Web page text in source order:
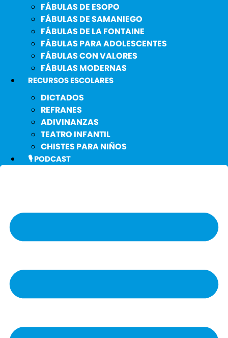
FÁBULAS DE ESOPO
FÁBULAS DE SAMANIEGO
FÁBULAS DE LA FONTAINE
FÁBULAS PARA ADOLESCENTES
FÁBULAS CON VALORES
FÁBULAS MODERNAS
RECURSOS ESCOLARES
DICTADOS
REFRANES
ADIVINANZAS
TEATRO INFANTIL
CHISTES PARA NIÑOS
🎙️ PODCAST